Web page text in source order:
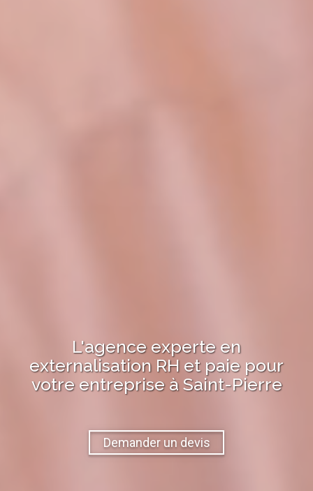
L'agence experte en
externalisation RH et paie pour
votre entreprise à Saint-Pierre
Demander un devis